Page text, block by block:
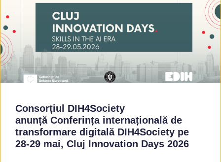
Consorțiul DIH4Society
anunță Conferința internațională de
transformare digitală DIH4Society pe
28-29 mai, Cluj Innovation Days 2026